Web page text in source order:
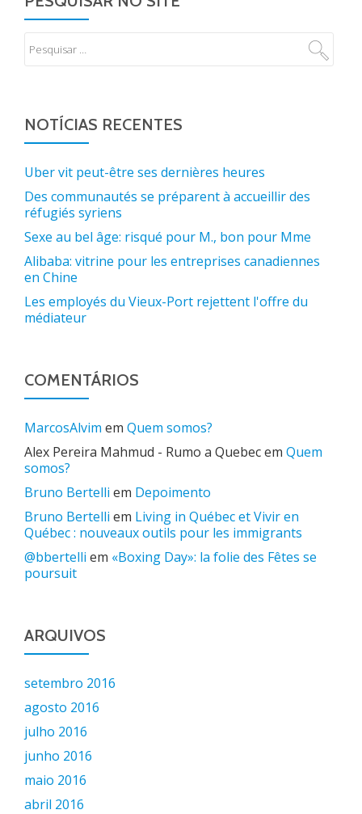
NOTÍCIAS RECENTES
Uber vit peut-être ses dernières heures
Des communautés se préparent à accueillir des
réfugiés syriens
Sexe au bel âge: risqué pour M., bon pour Mme
Alibaba: vitrine pour les entreprises canadiennes
en Chine
Les employés du Vieux-Port rejettent l'offre du
médiateur
COMENTÁRIOS
MarcosAlvim em Quem somos?
Alex Pereira Mahmud - Rumo a Quebecem Quem
somos?
Bruno Bertelli em Depoimento
Bruno Bertelli em Living in Québec et Vivir en
Québec : nouveaux outils pour les immigrants
@bbertelli em «Boxing Day»: la folie des Fêtes se
poursuit
ARQUIVOS
setembro 2016
agosto 2016
julho 2016
junho 2016
maio 2016
abril 2016